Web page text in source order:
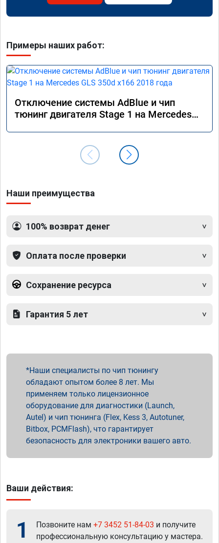
Примеры наших работ:
Отключение системы AdBlue и чип
тюнинг двигателя Stage 1 на Mercedes
Наши преимущества
100% возврат денег
Оплата после проверки
Сохранение ресурса
Гарантия 5 лет
Наши специалисты по чип тюнингу
обладают опытом более 8 лет. Мы
применяем только лицензионное
оборудование для диагностики (Launch,
Autel) и чип тюнинга (Flex, Kess 3, Autotuner,
Bitbox, PCMFlash), что гарантирует
безопасность для электроники вашего авто.
Ваши действия:
1 Позвоните нам +7 3452 51-84-03 и получите
профессиональную консультацию у мастера.